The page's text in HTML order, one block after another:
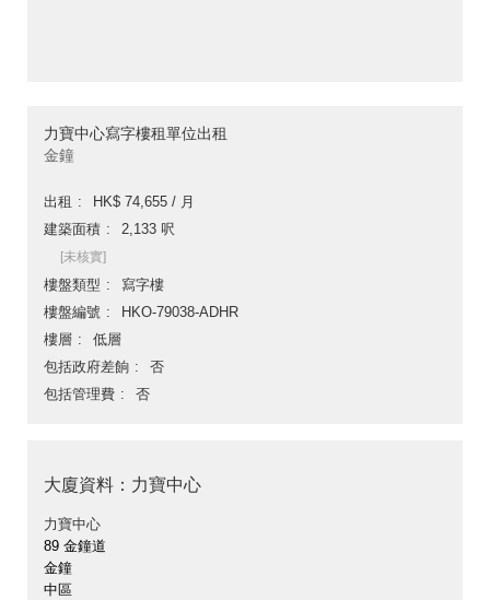
力寶中心寫字樓租單位出租
金鐘
出租
HK$ 74,655 / 月
建築面積
2,133 呎
[未核實]
樓盤類型
寫字樓
樓盤編號
HKO-79038-ADHR
樓層
低層
包括政府差餉
否
包括管理費
否
大廈資料：力寶中心
力寶中心
89 金鐘道
金鐘
中區